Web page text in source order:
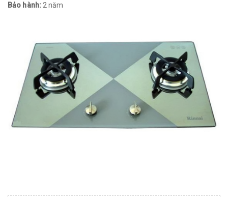
Bảo hành: 2 năm